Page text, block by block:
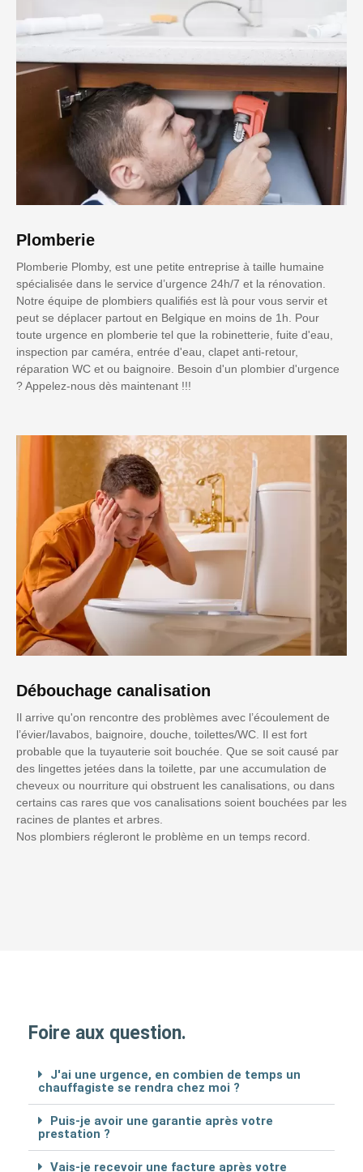
Plomberie
Plomberie Plomby, est une petite entreprise à taille humaine
spécialisée dans le service d’urgence 24h/7 et la rénovation.
Notre équipe de plombiers qualifiés est là pour vous servir et
peut se déplacer partout en Belgique en moins de 1h. Pour
toute urgence en plomberie tel que la robinetterie, fuite d'eau,
inspection par caméra, entrée d'eau, clapet anti-retour,
réparation WC et ou baignoire. Besoin d'un plombier d'urgence
? Appelez-nous dès maintenant !!!
Débouchage canalisation
Il arrive qu'on rencontre des problèmes avec l’écoulement de
l’évier/lavabos, baignoire, douche, toilettes/WC. Il est fort
probable que la tuyauterie soit bouchée. Que se soit causé par
des lingettes jetées dans la toilette, par une accumulation de
cheveux ou nourriture qui obstruent les canalisations, ou dans
certains cas rares que vos canalisations soient bouchées par les
racines de plantes et arbres.
Nos plombiers régleront le problème en un temps record.
Foire aux question.
J'ai une urgence, en combien de temps un
chauffagiste se rendra chez moi ?
Puis-je avoir une garantie après votre
prestation ?
Vais-je recevoir une facture après votre